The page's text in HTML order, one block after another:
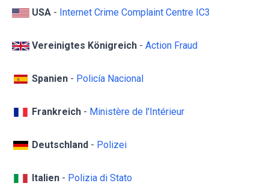
USA - Internet Crime Complaint Centre IC3
Vereinigtes Königreich - Action Fraud
Spanien - Policía Nacional
Frankreich - Ministère de l'Intérieur
Deutschland - Polizei
Italien - Polizia di Stato